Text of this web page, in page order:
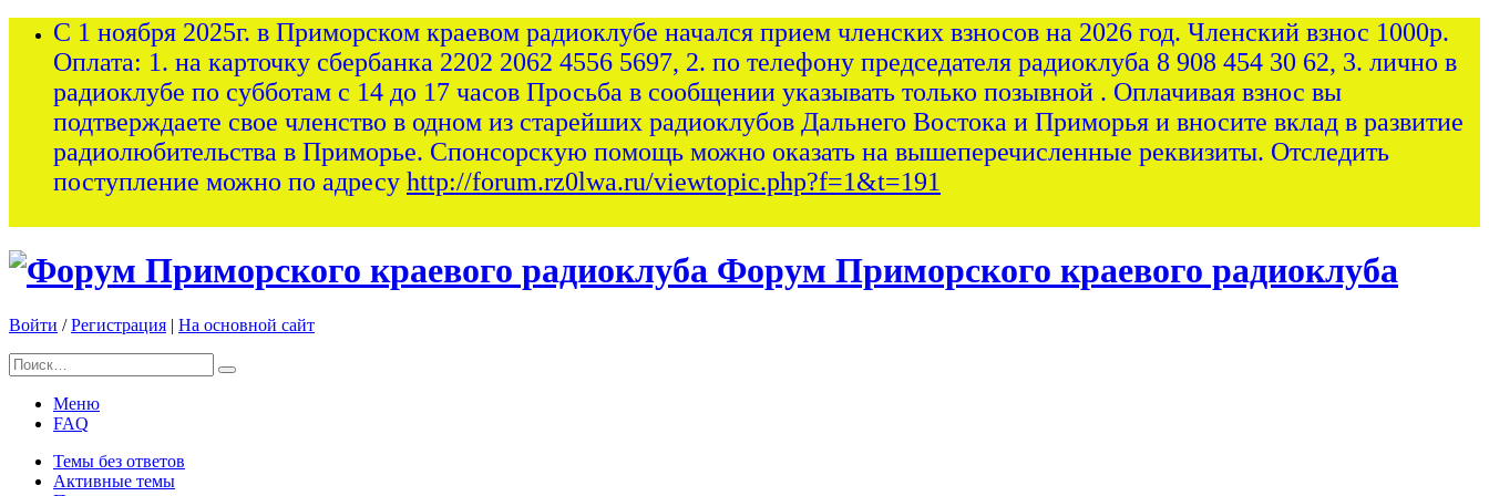
С 1 ноября 2025г. в Приморском краевом радиоклубе начался прием членских взносов на 2026 год. Членский взнос 1000р.
Оплата: 1. на карточку сбербанка 2202 2062 4556 5697, 2. по телефону председателя радиоклуба 8 908 454 30 62, 3. лично в
радиоклубе по субботам с 14 до 17 часов Просьба в сообщении указывать только позывной . Оплачивая взнос вы
подтверждаете свое членство в одном из старейших радиоклубов Дальнего Востока и Приморья и вносите вклад в развитие
радиолюбительства в Приморье. Спонсорскую помощь можно оказать на вышеперечисленные реквизиты. Отследить
поступление можно по адресу http://forum.rz0lwa.ru/viewtopic.php?f=1&t=191
Форум Приморского краевого радиоклуба
Войти /Регистрация | На основной сайт
Меню
FAQ
Темы без ответов
Активные темы